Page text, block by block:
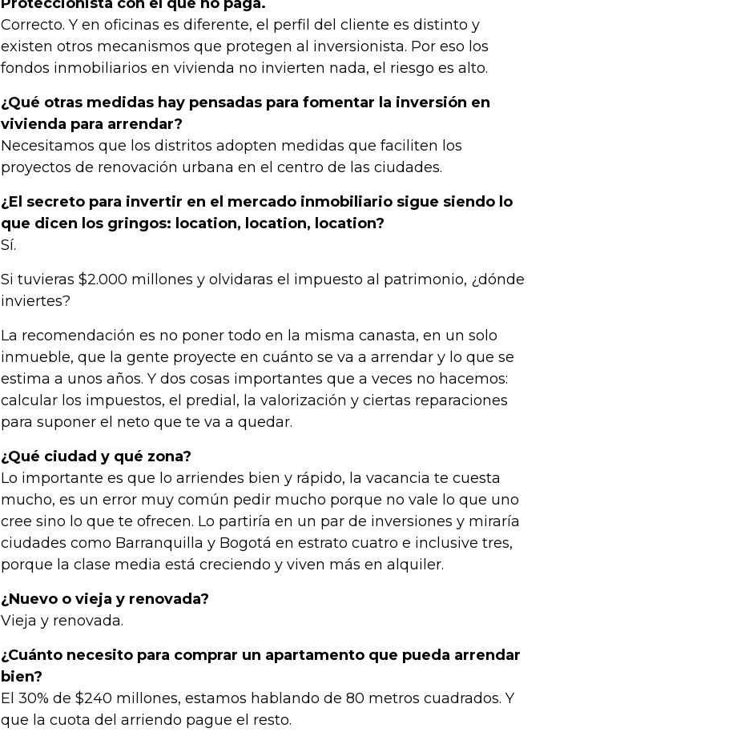
Correcto. Y en oficinas es diferente, el perfil del cliente es distinto y
existen otros mecanismos que protegen al inversionista. Por eso los
fondos inmobiliarios en vivienda no invierten nada, el riesgo es alto.
¿Qué otras medidas hay pensadas para fomentar la inversión en
vivienda para arrendar?
Necesitamos que los distritos adopten medidas que faciliten los
proyectos de renovación urbana en el centro de las ciudades.
¿El secreto para invertir en el mercado inmobiliario sigue siendo lo
que dicen los gringos: location, location, location?
Sí.
Si tuvieras $2.000 millones y olvidaras el impuesto al patrimonio, ¿dónde
inviertes?
La recomendación es no poner todo en la misma canasta, en un solo
inmueble, que la gente proyecte en cuánto se va a arrendar y lo que se
estima a unos años. Y dos cosas importantes que a veces no hacemos:
calcular los impuestos, el predial, la valorización y ciertas reparaciones
para suponer el neto que te va a quedar.
¿Qué ciudad y qué zona?
Lo importante es que lo arriendes bien y rápido, la vacancia te cuesta
mucho, es un error muy común pedir mucho porque no vale lo que uno
cree sino lo que te ofrecen. Lo partiría en un par de inversiones y miraría
ciudades como Barranquilla y Bogotá en estrato cuatro e inclusive tres,
porque la clase media está creciendo y viven más en alquiler.
¿Nuevo o vieja y renovada?
Vieja y renovada.
¿Cuánto necesito para comprar un apartamento que pueda arrendar
bien?
El 30% de $240 millones, estamos hablando de 80 metros cuadrados. Y
que la cuota del arriendo pague el resto.